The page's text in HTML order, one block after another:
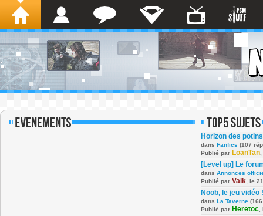
Horizon des potins
dans Fanfics (107
Publié par LoanTan
[Level up] Le
dans Annonces
Publié par Valk le
Noob, le jeu vidéo !
dans La Taverne
Publié par Heretoc